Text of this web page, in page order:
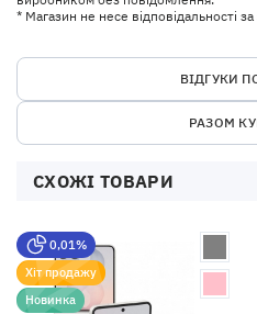
* Магазин не несе відповідальності
ВІДГУКИ
РАЗОМ
СХОЖІ ТОВАРИ
0,01%
Хіт продажу
Новинка